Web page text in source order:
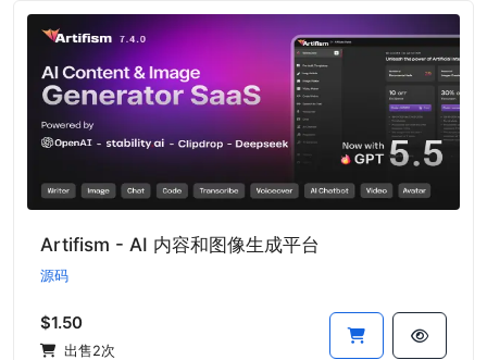
Artifism - AI 内容和图像生成平台
源码
$1.50
出售2次